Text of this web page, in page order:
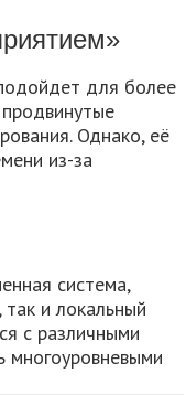
для более
Однако, её
из-за
система,
и локальный
с различными
многоуровневыми